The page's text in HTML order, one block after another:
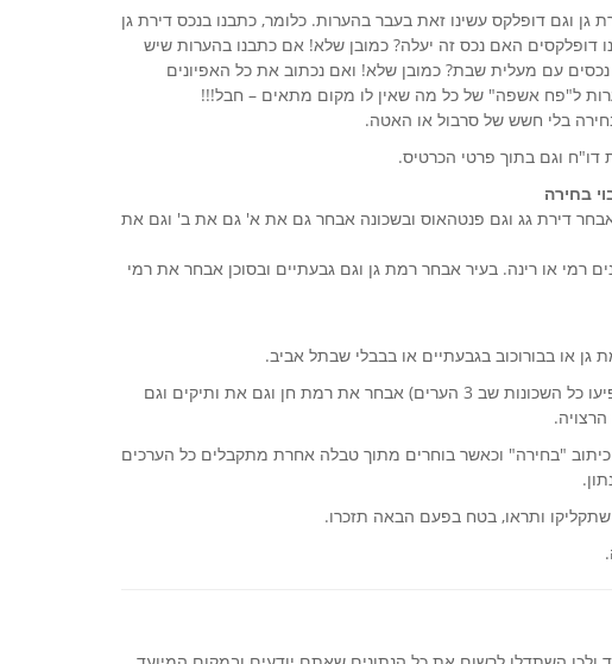
וגם דופלקס עשינו זאת בעבר בהערות. כלומר, כתבנו בנכס דירת גן
דופלקסים האם נכס זה יעלה? כמובן שלא! אם כתבנו בהערות שיש
עם מעלית שבת? כמובן שלא! ואם נכתוב את כל האפיונים
ל"פח אשפה" של כל מה שאין לו מקום מתאים – חבל!!!
דו"ח וגם בתוך פרטי הכרטיס.
בחירה
דירת גג וגם פנטהאוס ובשכונה אבחר גם את א' גם את ב' וגם את
רמי או רינה. בעיר אבחר רמת גן וגם גבעתיים ובסוכן אבחר את רמי
או בבורוכוב בגבעתיים או בבבלי שבתל אביב.
בעיר אבחר תל אביב וגם רמת גן וגם גבעתיים ובשכונה (יופיעו כל השכונות שב 3 הערים) אבחר את רמת חן וגם את ותיקים וגם
"בחירה" וכאשר בוחרים מתוך טבלה אחרת מתקבלים כל הערכים
ותראו, בטח בפעם הבאה תזכרו.